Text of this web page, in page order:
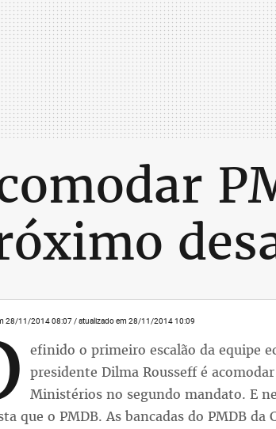
28/11/2014 08:07 / atualizado em 28/11/2014 10:09
efinido o primeiro escalão da equipe
presidente Dilma Rousseff é
Ministérios no segundo mandato. E
que o PMDB. As bancadas do PMDB